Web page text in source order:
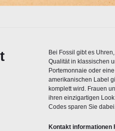
Bei Fossil gibt es
Qualität in klassischen
Portemonnaie oder
amerikanischen Label
komplett wird. Frauen
ihren einzigartigen
Codes sparen Sie
Kontakt informationen